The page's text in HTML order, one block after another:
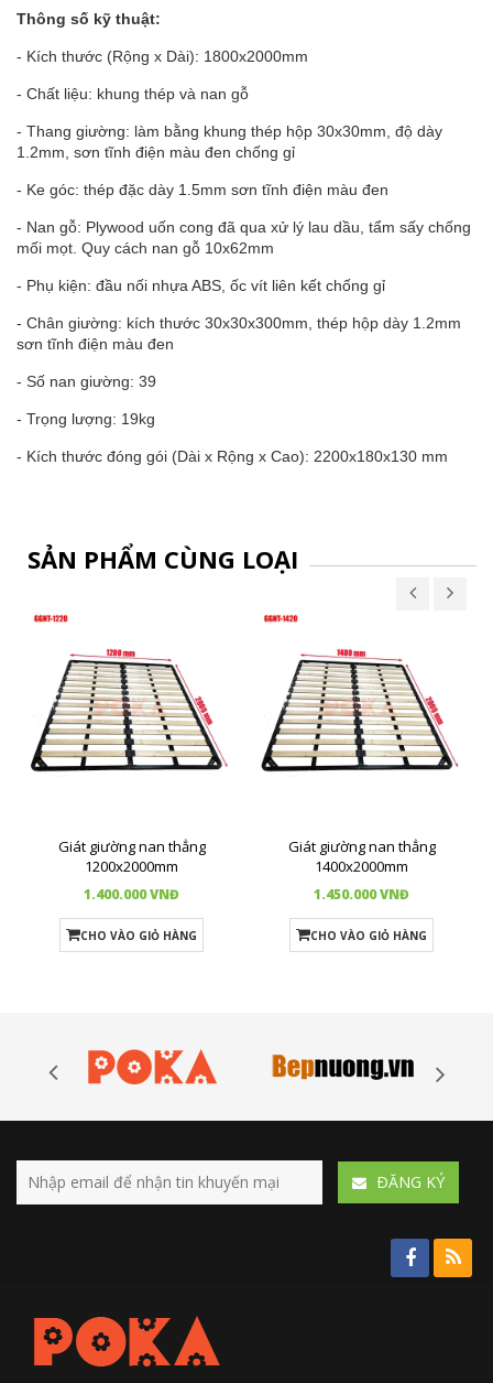
Thông số kỹ thuật:
- Kích thước (Rộng x Dài): 1800x2000mm
- Chất liệu: khung thép và nan gỗ
- Thang giường: làm bằng khung thép hộp 30x30mm, độ dày
1.2mm, sơn tĩnh điện màu đen chống gỉ
- Ke góc: thép đặc dày 1.5mm sơn tĩnh điện màu đen
- Nan gỗ: Plywood uốn cong đã qua xử lý lau dầu, tẩm sấy chống
mối mọt. Quy cách nan gỗ 10x62mm
- Phụ kiện: đầu nối nhựa ABS, ốc vít liên kết chống gỉ
- Chân giường: kích thước 30x30x300mm, thép hộp dày 1.2mm
sơn tĩnh điện màu đen
- Số nan giường: 39
- Trọng lượng: 19kg
- Kích thước đóng gói (Dài x Rộng x Cao): 2200x180x130 mm
SẢN PHẨM CÙNG LOẠI
Giát giường nan thẳng
1200x2000mm
1.400.000 VNĐ
CHO VÀO GIỎ HÀNG
Giát giường nan thẳng
1400x2000mm
1.450.000 VNĐ
CHO VÀO GIỎ HÀNG
ÐĂNG KÝ